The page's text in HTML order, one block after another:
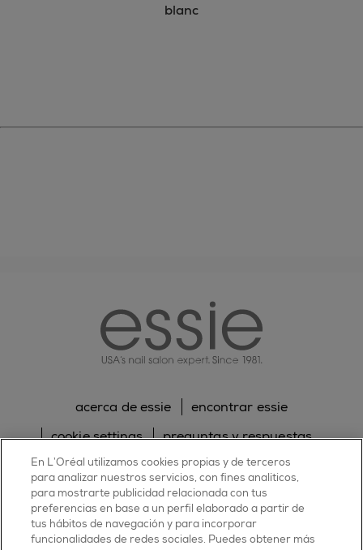
blanc
acerca de essie
encontrar essie
cookie settings
preguntas y respuestas
sitemap
contacta con nosotros
política de cookies
política de privacidad
facebooktwitterpinterestyoutube
En L’Oréal utilizamos cookies propias y de terceros
para analizar nuestros servicios, con fines analíticos,
para mostrarte publicidad relacionada con tus
preferencias en base a un perfil elaborado a partir de
tus hábitos de navegación y para incorporar
funcionalidades de redes sociales. Puedes obtener más